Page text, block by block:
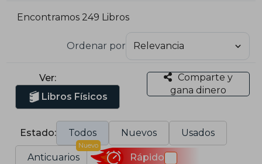
Encontramos 249 Libros
Ordenar por
Ver:
Libros Físicos
Comparte y
gana dinero
Estado: Todos Nuevos Usados
Anticuarios
Nuevo
Rápido